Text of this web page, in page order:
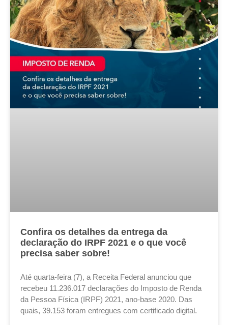
Confira os detalhes da entrega da
declaração do IRPF 2021 e o que você
precisa saber sobre!
Até quarta-feira (7), a Receita Federal anunciou que
recebeu 11.236.017 declarações do Imposto de Renda
da Pessoa Física (IRPF) 2021, ano-base 2020. Das
quais, 39.153 foram entregues com certificado digital.